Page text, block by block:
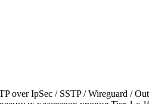
over IpSec / SSTP / Wireguard /